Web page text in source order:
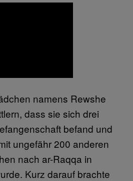
namens Rewshe
dass sie sich drei
befand und
ungefähr 200 anderen
nach ar-Raqqa in
Kurz darauf brachte